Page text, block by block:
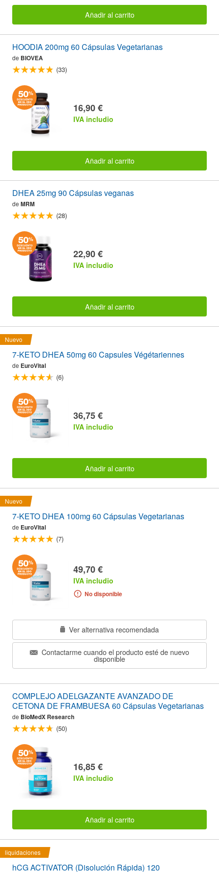
Añadir al carrito
HOODIA 200mg 60 Cápsulas Vegetarianas
de BIOVEA
(33)
16,90 €
IVA includio
Añadir al carrito
DHEA 25mg 90 Cápsulas veganas
de MRM
(28)
22,90 €
IVA includio
Añadir al carrito
Nuevo
7-KETO DHEA 50mg 60 Capsules Végétariennes
de EuroVital
(6)
36,75 €
IVA includio
Añadir al carrito
Nuevo
7-KETO DHEA 100mg 60 Cápsulas Vegetarianas
de EuroVital
(7)
49,70 €
IVA includio
No disponible
Ver alternativa recomendada
Contactarme cuando el producto esté de nuevo
disponible
COMPLEJO ADELGAZANTE AVANZADO DE
CETONA DE FRAMBUESA 60 Cápsulas Vegetarianas
de BioMedX Research
(50)
16,85 €
IVA includio
Añadir al carrito
liquidaciones
hCG ACTIVATOR (Disolución Rápida) 120